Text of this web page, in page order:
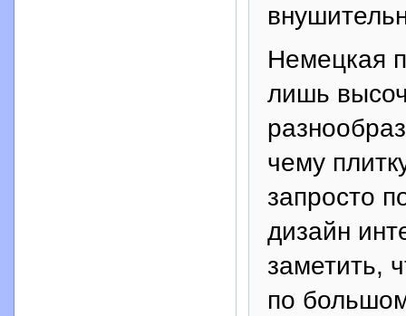
Немецкая
лишь
чему
запросто
дизайн
заметить,
по